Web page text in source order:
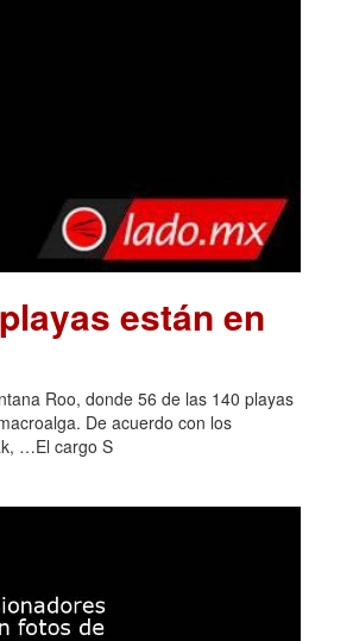
están en
Roo, donde 56 de las 140 playas
De acuerdo con los
…El cargo S